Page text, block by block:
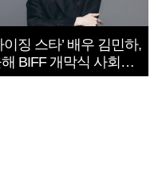
이징 스타’ 배우 김민하,
BIFF 개막식 사회자